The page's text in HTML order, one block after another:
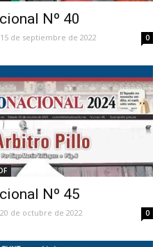
Nº 40
15 de septiembre de 2022 0
Nº 45
20 de octubre de 2022 0